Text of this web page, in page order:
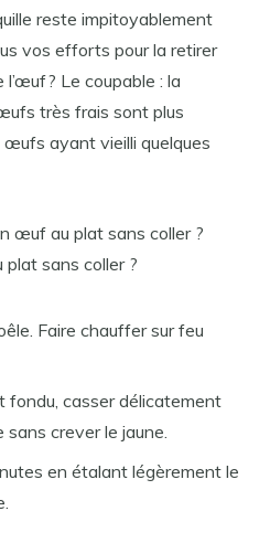
reste impitoyablement
vos efforts pour la retirer
Le coupable : la
très frais sont plus
ayant vieilli quelques
œuf au plat sans coller ?
sans coller ?
Faire chauffer sur feu
fondu, casser délicatement
crever le jaune.
en étalant légèrement le